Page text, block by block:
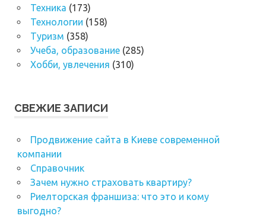
Техника (173)
Технологии (158)
Туризм (358)
Учеба, образование(285)
Хобби, увлечения (310)
СВЕЖИЕ ЗАПИСИ
Продвижение сайта в Киеве современной
компании
Справочник
Зачем нужно страховать квартиру?
Риелторская франшиза: что это и кому
выгодно?